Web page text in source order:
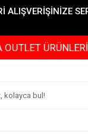
ALIŞVERİŞİNİZE